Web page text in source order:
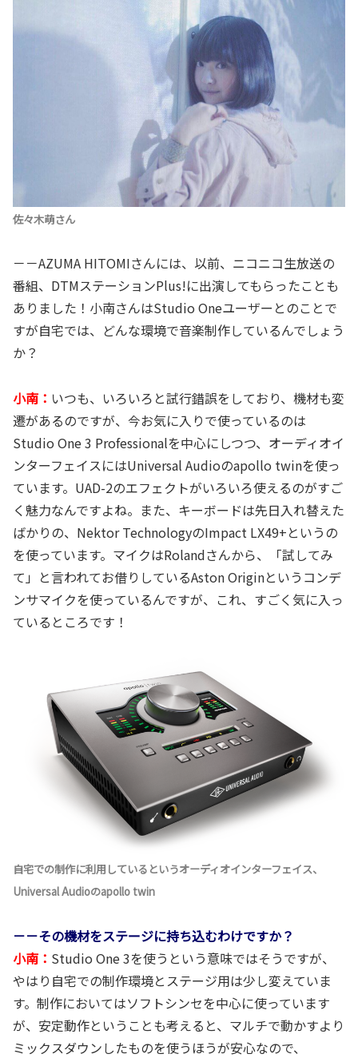
佐々木萌さん
－－AZUMA HITOMIさんには、以前、ニコニコ生放送の
番組、DTMステーションPlus!に出演してもらったことも
ありました！小南さんはStudio Oneユーザーとのことで
すが自宅では、どんな環境で音楽制作しているんでしょう
か？
小南： いつも、いろいろと試行錯誤をしており、機材も変
遷があるのですが、今お気に入りで使っているのは
Studio One 3 Professionalを中心にしつつ、オーディオイ
ンターフェイスにはUniversal Audioのapollo twinを使っ
ています。UAD-2のエフェクトがいろいろ使えるのがすご
く魅力なんですよね。また、キーボードは先日入れ替えた
ばかりの、Nektor TechnologyのImpact LX49+というの
を使っています。マイクはRolandさんから、「試してみ
て」と言われてお借りしているAston Originというコンデ
ンサマイクを使っているんですが、これ、すごく気に入っ
ているところです！
自宅での制作に利用しているというオーディオインターフェイス、
Universal Audioのapollo twin
－－その機材をステージに持ち込むわけですか？
小南： Studio One 3を使うという意味ではそうですが、
やはり自宅での制作環境とステージ用は少し変えていま
す。制作においてはソフトシンセを中心に使っています
が、安定動作ということも考えると、マルチで動かすより
ミックスダウンしたものを使うほうが安心なので、